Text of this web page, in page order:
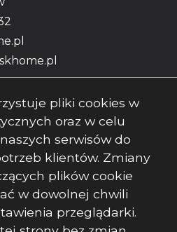
pliki cookies w
oraz w celu
serwisów do
klientów. Zmiany
plików cookie
w dowolnej chwili
przeglądarki.